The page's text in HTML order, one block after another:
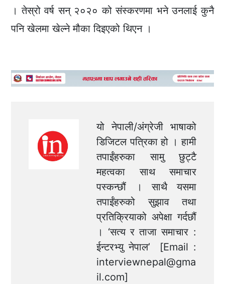
। तेस्रो वर्ष सन् २०२० को संस्करणमा भने उनलाई कुनै
पनि खेलमा खेल्ने मौका दिइएको थिएन ।
यो नेपाली/अंग्रेजी भाषाको
डिजिटल पत्रिका हो । हामी
तपाईंहरुका सामु छुट्टै
महत्वका साथ समाचार
पस्कन्छौं । साथै यसमा
तपाईंहरुको सुझाव तथा
प्रतिक्रियाको अपेक्षा गर्दछौं
। ‘सत्य र ताजा समाचार :
ईन्टरभ्यु नेपाल’ [Email :
interviewnepal@gma
il.com]